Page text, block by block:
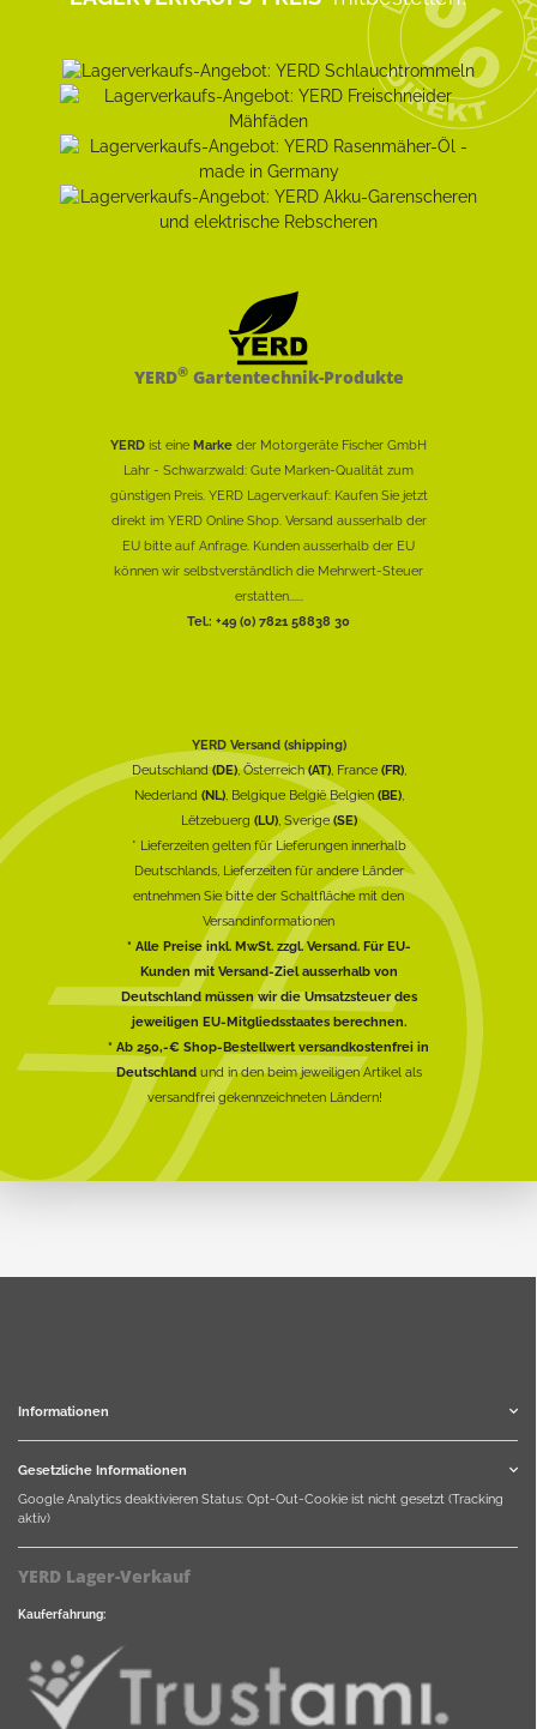
YERD®Gartentechnik-Produkte
YERD ist eine Marke der Motorgeräte Fischer GmbH
Lahr - Schwarzwald: Gute Marken-Qualität zum
günstigen Preis. YERD Lagerverkauf: Kaufen Sie jetzt
direkt im YERD Online Shop. Versand ausserhalb der
EU bitte auf Anfrage. Kunden ausserhalb der EU
können wir selbstverständlich die Mehrwert-Steuer
erstatten......
Tel.: +49 (0) 7821 58838 30
YERD Versand (shipping)
Deutschland(DE), Österreich(AT), France (FR),
Nederland (NL), Belgique België Belgien (BE),
Lëtzebuerg (LU), Sverige(SE)
* Lieferzeiten gelten für Lieferungen innerhalb
Deutschlands, Lieferzeiten für andere Länder
entnehmen Sie bitte der Schaltfläche mit den
Versandinformationen
* Alle Preise inkl. MwSt. zzgl. Versand. Für EU-
Kunden mit Versand-Ziel ausserhalb von
Deutschland müssen wir die Umsatzsteuer des
jeweiligen EU-Mitgliedsstaates berechnen.
* Ab 250,-€ Shop-Bestellwert versandkostenfrei in
Deutschlandund in den beim jeweiligen Artikel als
versandfrei gekennzeichneten Ländern!
Informationen
Gesetzliche Informationen
Google Analytics deaktivieren Status: Opt-Out-Cookie ist nicht gesetzt (Tracking
aktiv)
YERD Lager-Verkauf
Kauferfahrung: